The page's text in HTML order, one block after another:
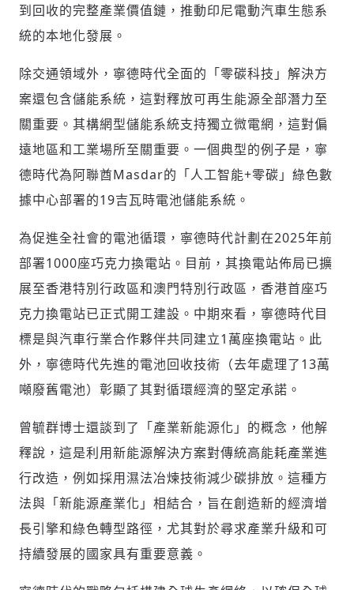
登入或註冊
歡迎您加入《旭時報》
掌握國際政經脈動
參與下一波全球科技革命
輸入 Email 驗證碼
請輸入發送到的驗證碼
(十分鐘內有效)
到回收的完整產業價值鏈，推動印尼電動汽車生態系
統的本地化發展。
除交通領域外，寧德時代全面的「零碳科技」解決方
案還包含儲能系統，這對釋放可再生能源全部潛力至
關重要。其構網型儲能系統支持獨立微電網，這對偏
遠地區和工業場所至關重要。一個典型的例子是，寧
德時代為阿聯酋Masdar的「人工智能+零碳」綠色數
據中心部署的19吉瓦時電池儲能系統。
為促進全社會的電池循環，寧德時代計劃在2025年前
部署1000座巧克力換電站。目前，其換電站佈局已擴
展至香港特別行政區和澳門特別行政區，香港首座巧
克力換電站已正式開工建設。中期來看，寧德時代目
標是與汽車行業合作夥伴共同建立1萬座換電站。此
外，寧德時代先進的電池回收技術（去年處理了13萬
噸廢舊電池）彰顯了其對循環經濟的堅定承諾。
曾毓群博士還談到了「產業新能源化」的概念，他解
釋說，這是利用新能源解決方案對傳統高能耗產業進
行改造，例如採用濕法冶煉技術減少碳排放。這種方
法與「新能源產業化」相結合，旨在創造新的經濟增
長引擎和綠色轉型路徑，尤其對於尋求產業升級和可
持續發展的國家具有重要意義。